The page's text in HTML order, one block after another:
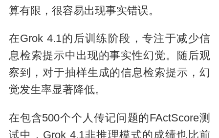
算有限，很容易出现事实错误。
在Grok 4.1的后训练阶段，专注于减少信
息检索提示中出现的事实性幻觉。随后观
察到，对于抽样生成的信息检索提示，幻
觉发生率显著降低。
在包含500个个人传记问题的FActScore测
试中，Grok 4.1非推理模式的成绩也比前